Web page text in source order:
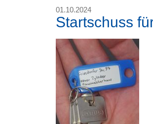
01.10.2024
Startschuss